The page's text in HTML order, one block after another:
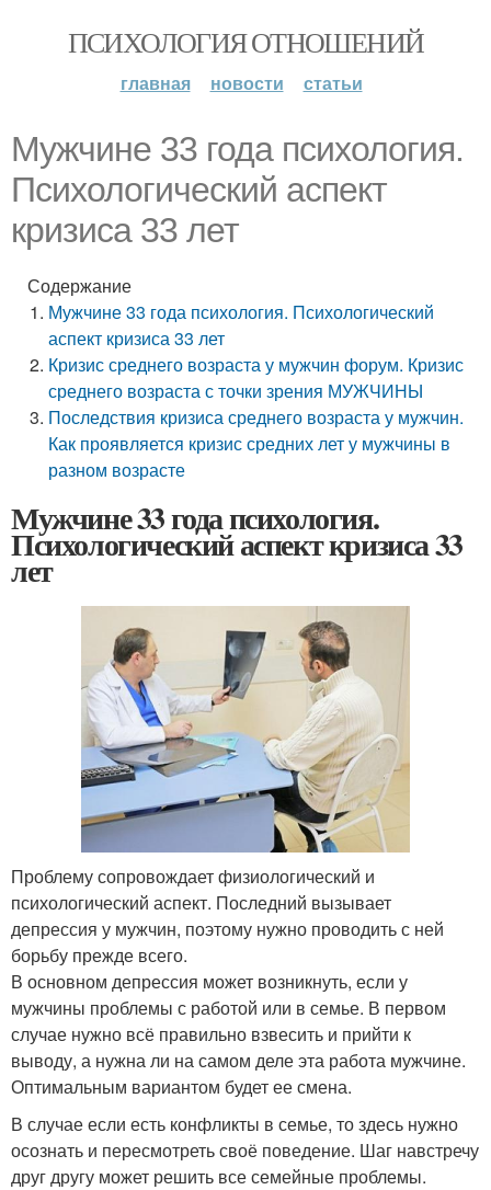
ПСИХОЛОГИЯ ОТНОШЕНИЙ
главная новости статьи
Мужчине 33 года психология.
Психологический аспект
кризиса 33 лет
Содержание
Мужчине 33 года психология. Психологический
аспект кризиса 33 лет
Кризис среднего возраста у мужчин форум. Кризис
среднего возраста с точки зрения МУЖЧИНЫ
Последствия кризиса среднего возраста у мужчин.
Как проявляется кризис средних лет у мужчины в
разном возрасте
Мужчине 33 года психология.
Психологический аспект кризиса 33
лет
Проблему сопровождает физиологический и
психологический аспект. Последний вызывает
депрессия у мужчин, поэтому нужно проводить с ней
борьбу прежде всего.
В основном депрессия может возникнуть, если у
мужчины проблемы с работой или в семье. В первом
случае нужно всё правильно взвесить и прийти к
выводу, а нужна ли на самом деле эта работа мужчине.
Оптимальным вариантом будет ее смена.
В случае если есть конфликты в семье, то здесь нужно
осознать и пересмотреть своё поведение. Шаг навстречу
друг другу может решить все семейные проблемы.